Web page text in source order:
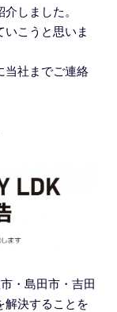
しました。
いこうと思いま
当社までご連絡
・島田市・吉田
解決することを